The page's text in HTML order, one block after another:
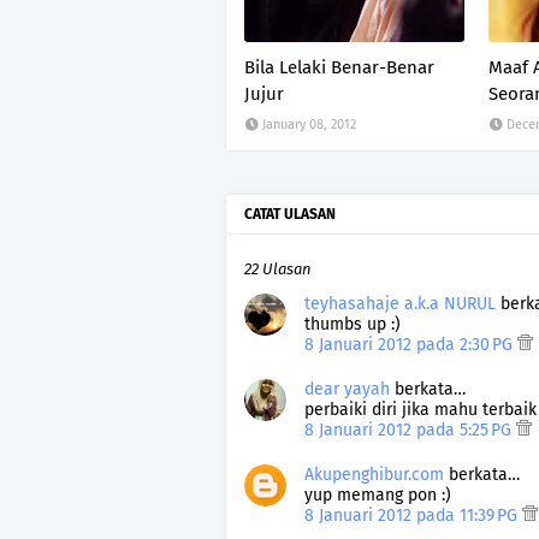
Bila Lelaki Benar-Benar
Jujur
January 08, 2012
Maaf
CATAT ULASAN
22 Ulasan
teyhasahaje a.k.a NURUL
thumbs up :)
8 Januari 2012 pada 2:30 PG
dear yayah berkata…
perbaiki diri jika mahu
8 Januari 2012 pada 5:25 PG
Akupenghibur.com berkata…
yup memang pon :)
8 Januari 2012 pada 11:39 PG